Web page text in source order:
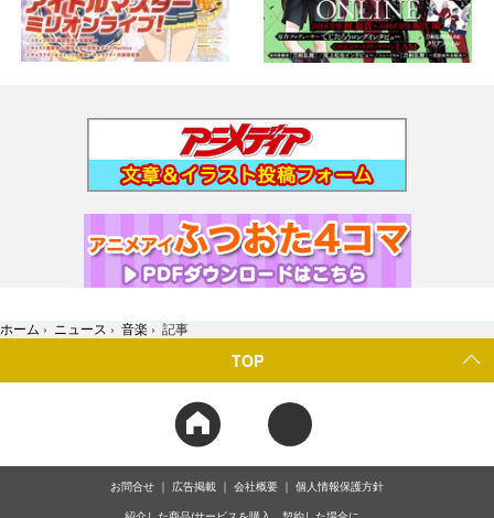
ホーム › ニュース › 音楽 › 記事
TOP
お問合せ 広告掲載 会社概要 個人情報保護方針